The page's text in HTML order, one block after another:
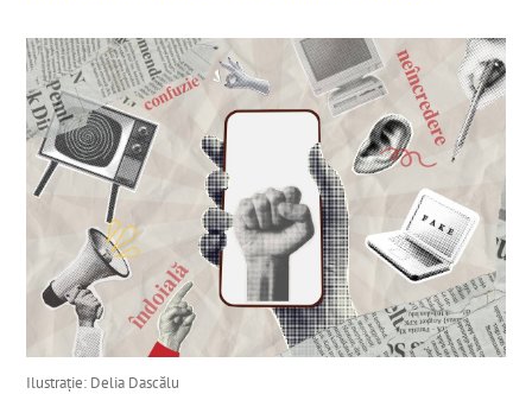
Ilustrație: Delia Dascălu